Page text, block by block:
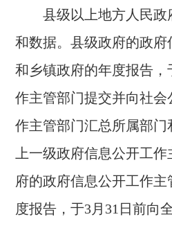
县级以上地方人民
和数据。县级政府的政
和乡镇政府的年度报告
作主管部门提交并向社
作主管部门汇总所属部
上一级政府信息公开工
府的政府信息公开工作
度报告，于3月31日前向